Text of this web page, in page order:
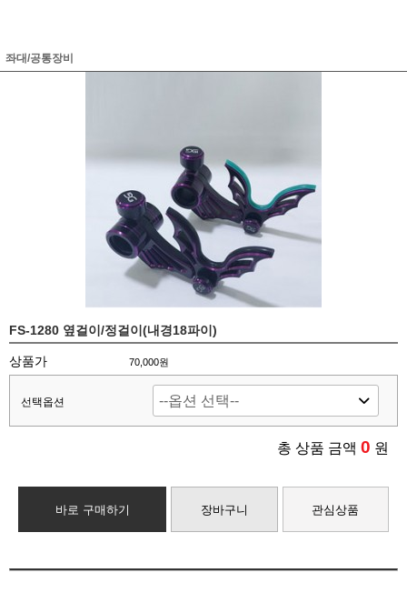
좌대/공통장비
FS-1280 옆걸이/정걸이(내경18파이)
상품가 70,000원
선택옵션
총 상품 금액 0 원
바로 구매하기 장바구니 관심상품